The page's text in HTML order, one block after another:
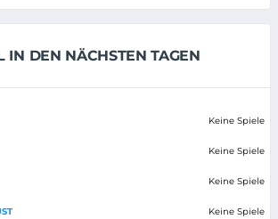
IN DEN NÄCHSTEN TAGEN
Keine Spiele
Keine Spiele
Keine Spiele
Keine Spiele